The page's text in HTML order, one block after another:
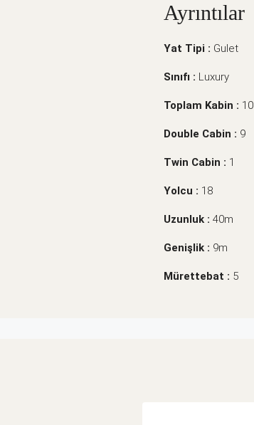
Ayrıntılar
Yat Tipi : Gulet
Sınıfı : Luxury
Toplam Kabin : 10
Double Cabin : 9
Twin Cabin : 1
Yolcu : 18
Uzunluk : 40m
Genişlik : 9m
Mürettebat : 5